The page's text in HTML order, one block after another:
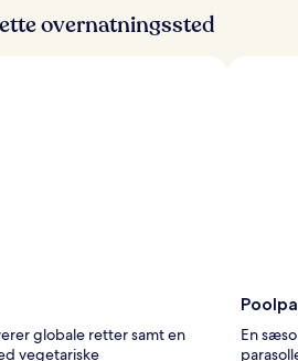
overnatningssted
globale retter samt en
vegetariske
En